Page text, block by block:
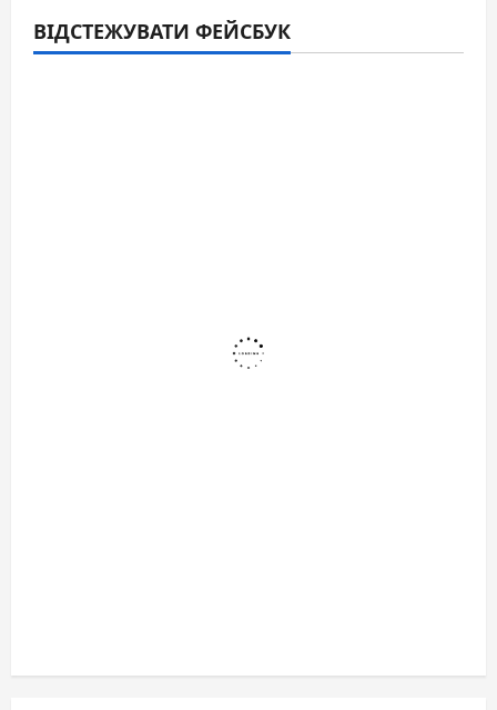
ВІДСТЕЖУВАТИ ФЕЙСБУК